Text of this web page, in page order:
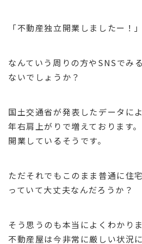
「不動産独立開業しましたー！」
なんていう周りの方やSNSでみ
ないでしょうか？
国土交通省が発表したデータに
年右肩上がりで増えております
開業しているそうです。
ただそれでもこのまま普通に住
っていて大丈夫なんだろうか？
そう思うのも本当によくわかり
不動産屋は今非常に厳しい状況に